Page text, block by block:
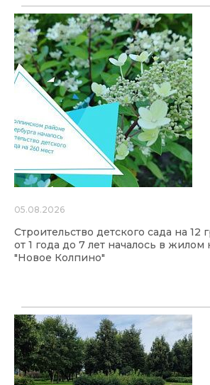
05.08.2026
Строительство детского сада на 12
от 1 года до 7 лет началось в жилом
"Новое Колпино"